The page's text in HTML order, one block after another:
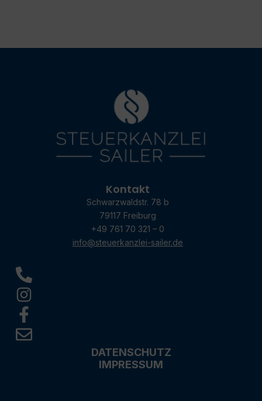
Kontakt
Schwarzwaldstr. 78 b
79117 Freiburg
+49 761 70 321 – 0
info@steuerkanzlei-sailer.de
DATENSCHUTZ
IMPRESSUM